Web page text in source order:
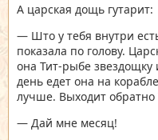
А царская дощь гутарит:
— Што у тебя внутри
показала по голову.
она Тит-рыбе звездощку
день едет она на
лучше. Выходит
— Дай мне месяц!